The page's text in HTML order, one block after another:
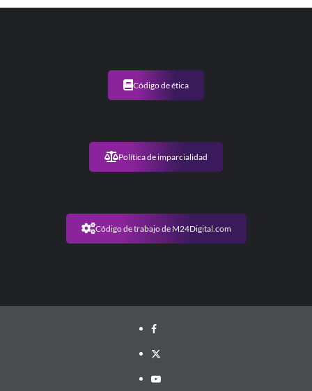
Código de ética
Política de imparcialidad
Código de trabajo de M24Digital.com